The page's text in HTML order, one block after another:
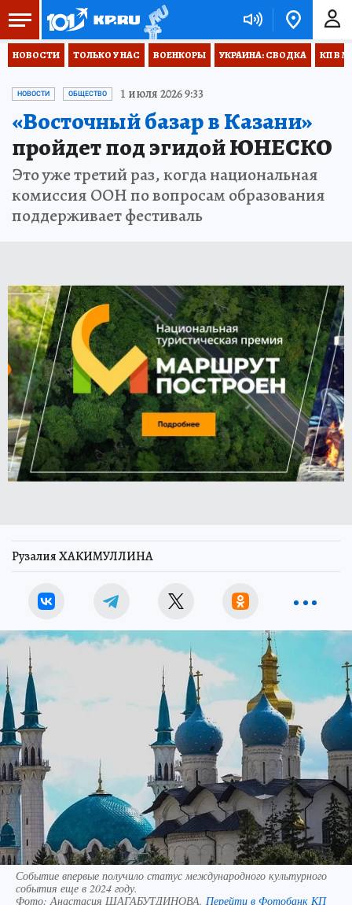
НОВОСТИ ТОЛЬКО У НАС ВОЕНКОРЫ УКРАИНА: СВОДКА КП В
НОВОСТИ ОБЩЕСТВО 1 июля 2026 9:33
«Восточный базар в Казани»
пройдет под эгидой ЮНЕСКО
Это уже третий раз, когда национальная
комиссия ООН по вопросам образования
поддерживает фестиваль
Рузалия ХАКИМУЛЛИНА
Событие впервые получило статус международного культурного
события еще в 2024 году.
Фото: Анастасия ШАГАБУТДИНОВА. Перейти в Фотобанк КП